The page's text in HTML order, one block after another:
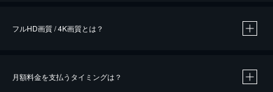
※40％ポイント還元の対象は、クレジットカード決済による作品の購入 / レンタルです。
iOSアプリのUコイン決済による作品の購入 / レンタルは、20％のポイント還元です。
フルHD画質 / 4K画質とは？
月額料金を支払うタイミングは？